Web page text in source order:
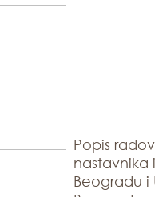
Popis
nastavnika
Beogradu i